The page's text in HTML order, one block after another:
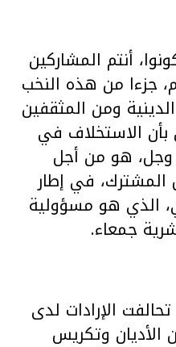
أنتم المشاركين
جزءا من هذه النخب
ومن المثقفين
بأن الاستخلاف في
وجل، هو من أجل
المشترك، في إطار
الذي هو مسؤولية
جمعاء.
تحالفت الإرادات لدى
الأديان وتكريس